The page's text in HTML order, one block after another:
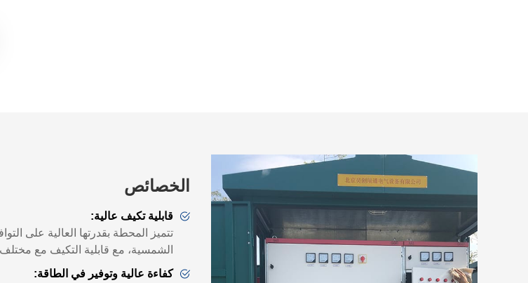
الخصائص
قابلية تكيف عالية:
تتميز المحطة بقدرتها العالية على
الشمسية، مع قابلية التكيف مع
كفاءة عالية وتوفير في الطاقة: